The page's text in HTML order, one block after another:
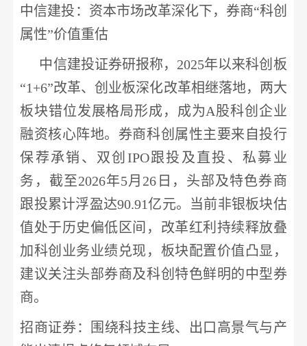
中信建投 ：资本市场改革深化下，券商“科创
属性”价值重估
中信建投证券研报称， 2025年以来科创板
“1+6”改革、创业板深化改革相继落地，两大
板块错位发展格局形成，成为A股科创企业
融资核心阵地。券商科创属性主要来自投行
保荐承销、双创IPO跟投及直投、私募业
务，截至2026年5月26日，头部及特色券商
跟投累计浮盈达90.91亿元。当前非银板块估
值处于历史偏低区间，改革红利持续释放叠
加科创业务业绩兑现，板块配置价值凸显，
建议关注头部券商及科创特色鲜明的中型券
商。
招商证券：围绕科技主线、出口高景气与产